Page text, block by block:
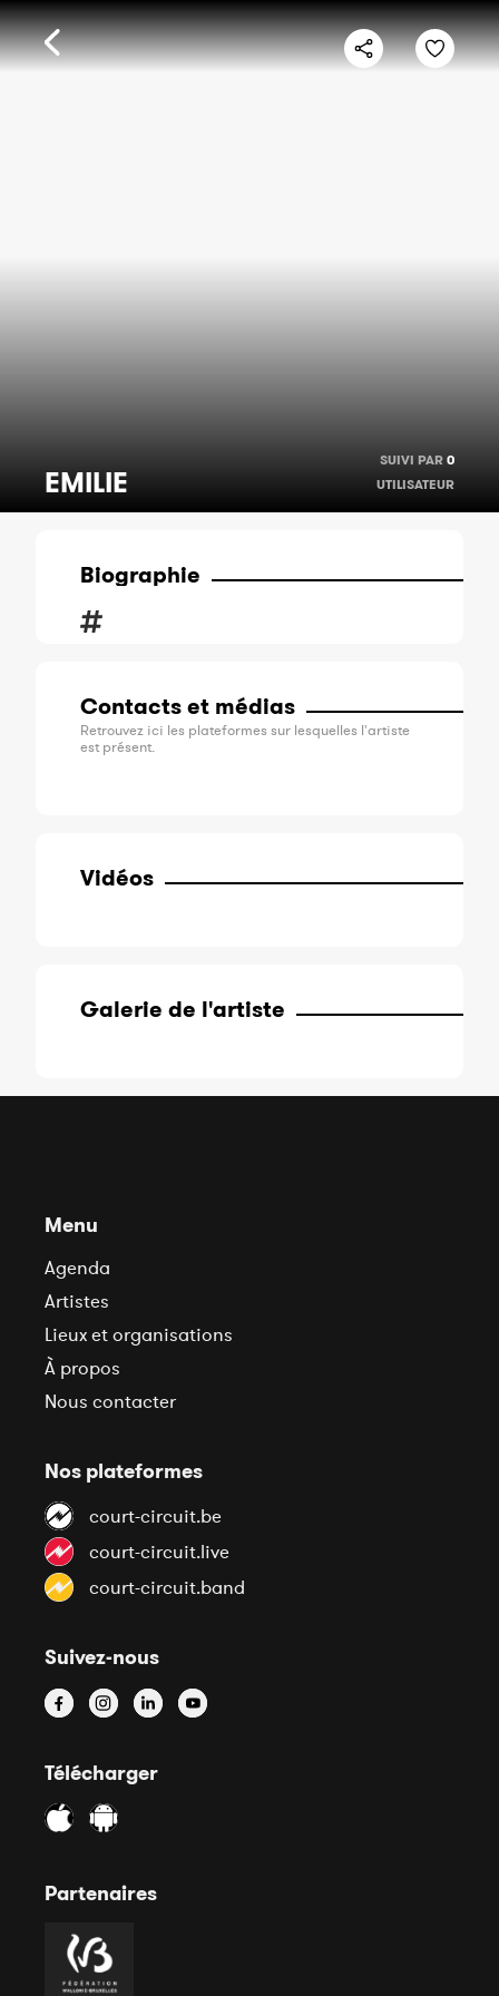
EMILIE
SUIVI PAR 0
UTILISATEUR
Biographie
Contacts et médias
Retrouvez ici les plateformes sur lesquelles l'artiste
est présent.
Vidéos
Galerie de l'artiste
Menu
Agenda
Artistes
Lieux et organisations
À propos
Nous contacter
Nos plateformes
court-circuit.be
court-circuit.live
court-circuit.band
Suivez-nous
Télécharger
Partenaires